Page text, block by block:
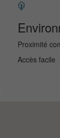
Proximité
Accès facile